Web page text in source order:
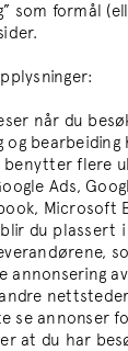
som formål
når du
og bearbeiding
benytter flere
Ads,
Microsoft
du plassert i
annonsering
se annonser
at du har